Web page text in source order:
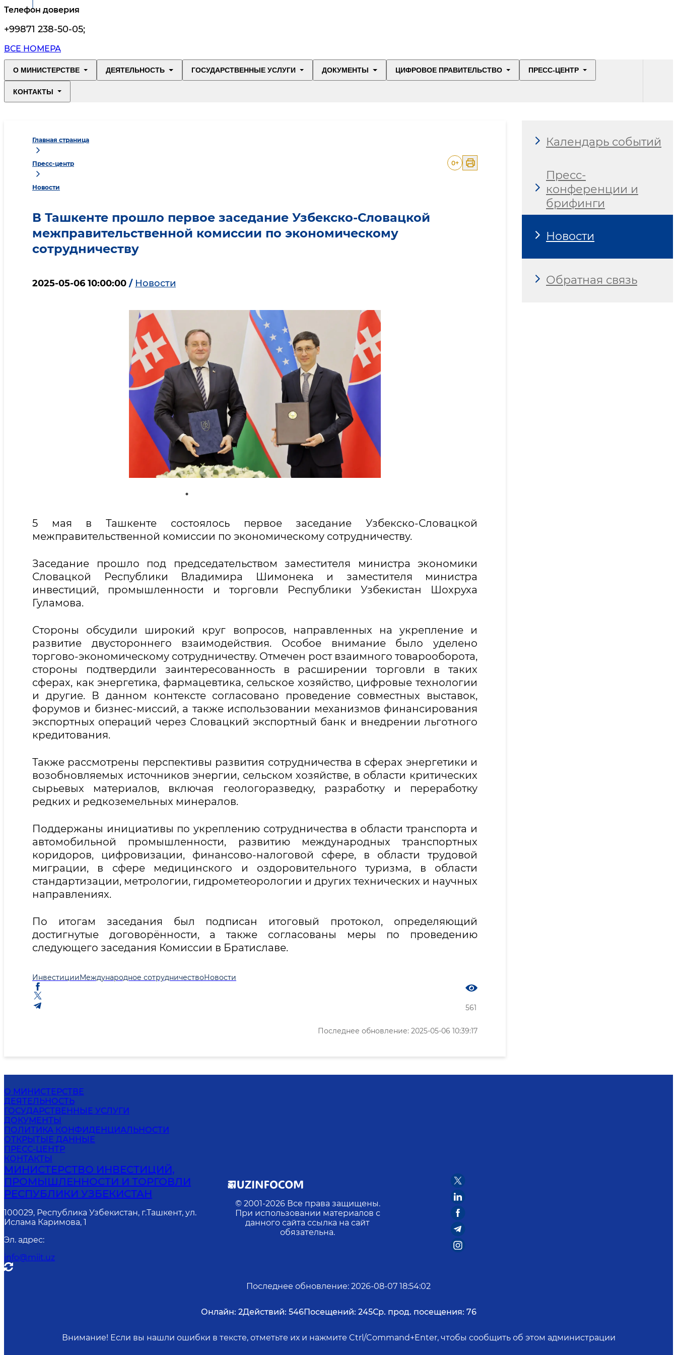
Телефон доверия
+99871 238-50-05;
ВСЕ НОМЕРА
О МИНИСТЕРСТВЕ ДЕЯТЕЛЬНОСТЬ ГОСУДАРСТВЕННЫЕ УСЛУГИ ДОКУМЕНТЫ ЦИФРОВОЕ ПРАВИТЕЛЬСТВО ПРЕСС-ЦЕНТР
КОНТАКТЫ
Главная страница
Пресс-центр
Новости
0+
В Ташкенте прошло первое заседание Узбекско-Словацкой
межправительственной комиссии по экономическому
сотрудничеству
2025-05-06 10:00:00 / Новости
5 мая в Ташкенте состоялось первое заседание Узбекско-Словацкой
межправительственной комиссии по экономическому сотрудничеству.
Заседание прошло под председательством заместителя министра экономики
Словацкой Республики Владимира Шимонека и заместителя министра
инвестиций, промышленности и торговли Республики Узбекистан Шохруха
Гуламова.
Стороны обсудили широкий круг вопросов, направленных на укрепление и
развитие двустороннего взаимодействия. Особое внимание было уделено
торгово-экономическому сотрудничеству. Отмечен рост взаимного товарооборота,
стороны подтвердили заинтересованность в расширении торговли в таких
сферах, как энергетика, фармацевтика, сельское хозяйство, цифровые технологии
и другие. В данном контексте согласовано проведение совместных выставок,
форумов и бизнес-миссий, а также использовании механизмов финансирования
экспортных операций через Словацкий экспортный банк и внедрении льготного
кредитования.
Также рассмотрены перспективы развития сотрудничества в сферах энергетики и
возобновляемых источников энергии, сельском хозяйстве, в области критических
сырьевых материалов, включая геологоразведку, разработку и переработку
редких и редкоземельных минералов.
Поддержаны инициативы по укреплению сотрудничества в области транспорта и
автомобильной промышленности, развитию международных транспортных
коридоров, цифровизации, финансово-налоговой сфере, в области трудовой
миграции, в сфере медицинского и оздоровительного туризма, в области
стандартизации, метрологии, гидрометеорологии и других технических и научных
направлениях.
По итогам заседания был подписан итоговый протокол, определяющий
достигнутые договорённости, а также согласованы меры по проведению
следующего заседания Комиссии в Братиславе.
ИнвестицииМеждународное сотрудничествоНовости
561
Последнее обновление: 2025-05-06 10:39:17
Календарь событий
Пресс-
конференции и
брифинги
Новости
Обратная связь
О МИНИСТЕРСТВЕ
ДЕЯТЕЛЬНОСТЬ
ГОСУДАРСТВЕННЫЕ УСЛУГИ
ДОКУМЕНТЫ
ПОЛИТИКА КОНФИДЕНЦИАЛЬНОСТИ
ОТКРЫТЫЕ ДАННЫЕ
ПРЕСС-ЦЕНТР
КОНТАКТЫ
МИНИСТЕРСТВО ИНВЕСТИЦИЙ,
ПРОМЫШЛЕННОСТИ И ТОРГОВЛИ
РЕСПУБЛИКИ УЗБЕКИСТАН
100029, Республика Узбекистан, г.Ташкент, ул.
Ислама Каримова, 1
Эл. адрес:
info@miit.uz
© 2001-2026 Все права защищены.
При использовании материалов с
данного сайта ссылка на сайт
обязательна.
Последнее обновление: 2026-08-07 18:54:02
Онлайн: 2Действий: 546Посещений: 245Ср. прод. посещения: 76
Внимание! Если вы нашли ошибки в тексте, отметьте их и нажмите Ctrl/Command+Enter, чтобы сообщить об этом администрации